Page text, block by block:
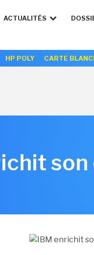
ACTUALITÉS
HP POLY CARTE